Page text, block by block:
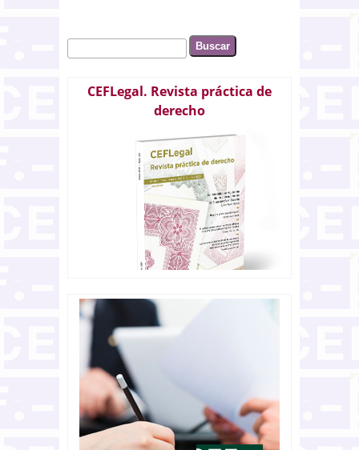
Formulario de búsqueda
Buscar
CEFLegal. Revista práctica de
derecho